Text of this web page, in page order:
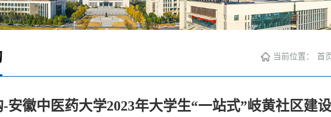
当前位置： 首
安徽中医药大学2023年大学生“一站式”岐黄社区建